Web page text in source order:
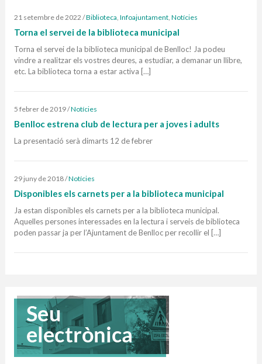
21 setembre de 2022 /Biblioteca, Infoajuntament, Notícies
Torna el servei de la biblioteca municipal
Torna el servei de la biblioteca municipal de Benlloc! Ja podeu
vindre a realitzar els vostres deures, a estudiar, a demanar un llibre,
etc. La biblioteca torna a estar activa […]
5 febrer de 2019/Notícies
Benlloc estrena club de lectura per a joves i adults
La presentació serà dimarts 12 de febrer
29 juny de 2018/Notícies
Disponibles els carnets per a la biblioteca municipal
Ja estan disponibles els carnets per a la biblioteca municipal.
Aquelles persones interessades en la lectura i serveis de biblioteca
poden passar ja per l’Ajuntament de Benlloc per recollir el […]